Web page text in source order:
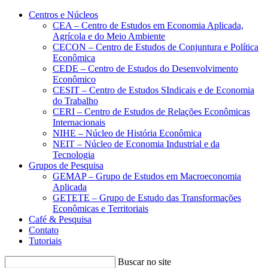
Conteúdo principal Menu principal
Centros e Núcleos
CEA – Centro de Estudos em Economia Aplicada,
Agrícola e do Meio Ambiente
CECON – Centro de Estudos de Conjuntura e Política
Econômica
CEDE – Centro de Estudos do Desenvolvimento
Econômico
CESIT – Centro de Estudos SIndicais e de Economia
do Trabalho
CERI – Centro de Estudos de Relações Econômicas
Internacionais
NIHE – Núcleo de História Econômica
NEIT – Núcleo de Economia Industrial e da
Tecnologia
Grupos de Pesquisa
GEMAP – Grupo de Estudos em Macroeconomia
Aplicada
GETETE – Grupo de Estudo das Transformações
Econômicas e Territoriais
Café & Pesquisa
Contato
Tutoriais
Buscar no site